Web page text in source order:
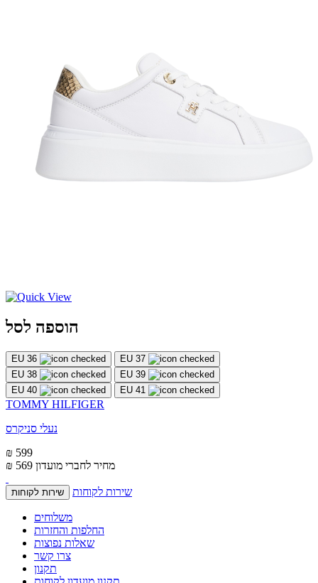
הוספה לסל
EU 36
EU 37
EU 38
EU 39
EU 40
EU 41
TOMMY HILFIGER
נעלי סניקרס
₪ 599
₪ 569 מחיר לחברי מועדון
שירות לקוחות שירות לקוחות
משלוחים
החלפות והחזרות
שאלות נפוצות
צרו קשר
תקנון